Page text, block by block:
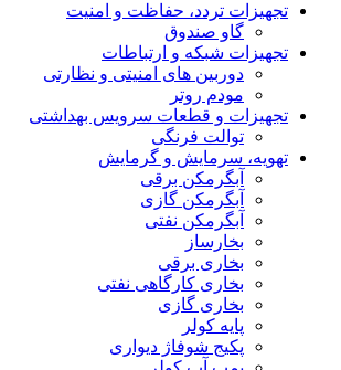
تجهیزات تردد، حفاظت و امنیت
گاو صندوق
تجهیزات شبکه و ارتباطات
دوربین های امنیتی و نظارتی
مودم روتر
تجهیزات و قطعات سرویس بهداشتی
توالت فرنگی
تهویه، سرمایش و گرمایش
آبگرمکن برقی
آبگرمکن گازی
آبگرمکن نفتی
بخارساز
بخاری برقی
بخاری کارگاهی نفتی
بخاری گازی
پایه کولر
پکیج شوفاژ دیواری